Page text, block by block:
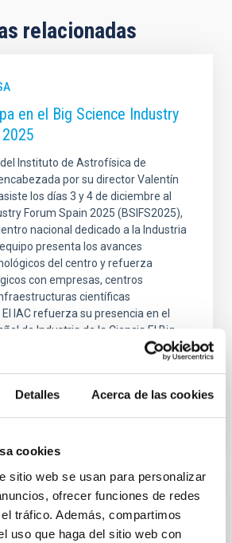
Detalles Acerca de las cookies
cookies
sitio web se usan para personalizar
ofrecer funciones de redes
tráfico. Además, compartimos
uso que haga del sitio web con
relacionadas
en el Big Science Industry
Instituto de Astrofísica de
por su director Valentín
los días 3 y 4 de diciembre al
Forum Spain 2025 (BSIFS2025),
nacional dedicado a la Industria
presenta los avances
del centro y refuerza
con empresas, centros
científicas
IAC refuerza su presencia en el
de Industria de la Ciencia El Big
Forum Spain 2025, organizado por
Astrofísica de Canarias